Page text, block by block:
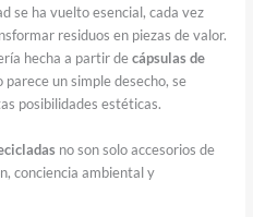
se ha vuelto esencial, cada vez
residuos en piezas de valor.
hecha a partir decápsulas de
parece un simple desecho, se
posibilidades estéticas.
no son solo accesorios de
conciencia ambiental y